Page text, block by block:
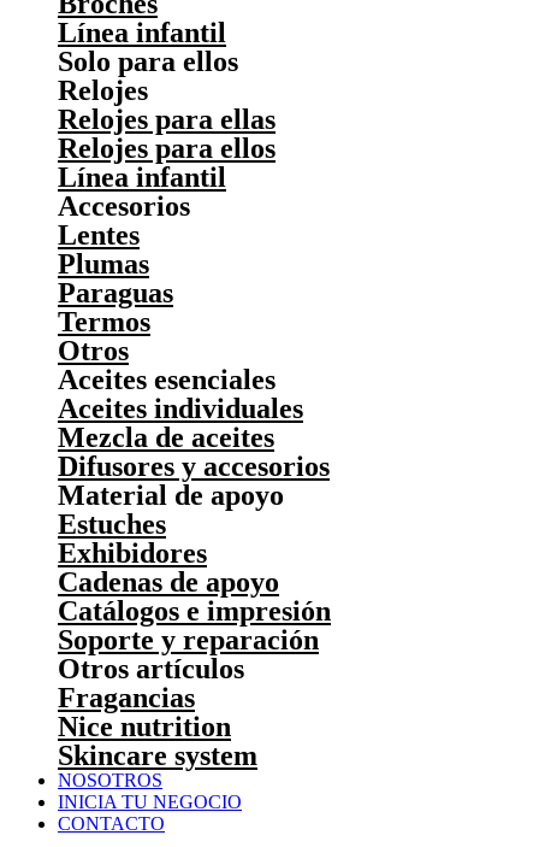
Línea infantil
Solo para ellos
Relojes
Relojes para ellas
Relojes para ellos
Línea infantil
Accesorios
Lentes
Plumas
Paraguas
Termos
Otros
Aceites esenciales
Aceites individuales
Mezcla de aceites
Difusores y accesorios
Material de apoyo
Estuches
Exhibidores
Cadenas de apoyo
Catálogos e impresión
Soporte y reparación
Otros artículos
Fragancias
Nice nutrition
Skincare system
NOSOTROS
INICIA TU NEGOCIO
CONTACTO